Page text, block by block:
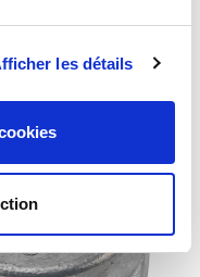
les détails